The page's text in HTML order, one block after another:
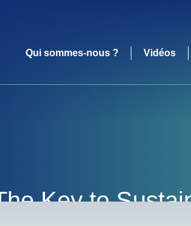
Qui sommes-nous ? Vidéos
Key to